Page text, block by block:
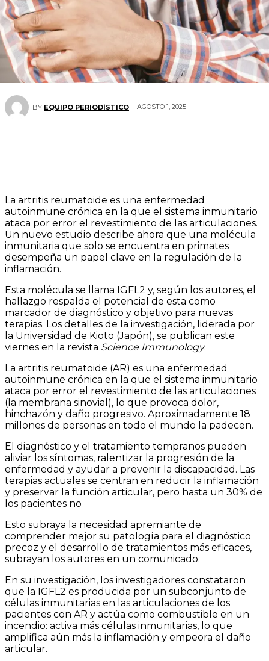
BY EQUIPO PERIODÍSTICO AGOSTO 1, 2025
La artritis reumatoide es una enfermedad
autoinmune crónica en la que el sistema inmunitario
ataca por error el revestimiento de las articulaciones.
Un nuevo estudio describe ahora que una molécula
inmunitaria que solo se encuentra en primates
desempeña un papel clave en la regulación de la
inflamación.
Esta molécula se llama IGFL2 y, según los autores, el
hallazgo respalda el potencial de esta como
marcador de diagnóstico y objetivo para nuevas
terapias. Los detalles de la investigación, liderada por
la Universidad de Kioto (Japón), se publican este
viernes en la revista Science Immunology.
La artritis reumatoide (AR) es una enfermedad
autoinmune crónica en la que el sistema inmunitario
ataca por error el revestimiento de las articulaciones
(la membrana sinovial), lo que provoca dolor,
hinchazón y daño progresivo. Aproximadamente 18
millones de personas en todo el mundo la padecen.
El diagnóstico y el tratamiento tempranos pueden
aliviar los síntomas, ralentizar la progresión de la
enfermedad y ayudar a prevenir la discapacidad. Las
terapias actuales se centran en reducir la inflamación
y preservar la función articular, pero hasta un 30% de
los pacientes no
Esto subraya la necesidad apremiante de
comprender mejor su patología para el diagnóstico
precoz y el desarrollo de tratamientos más eficaces,
subrayan los autores en un comunicado.
En su investigación, los investigadores constataron
que la IGFL2 es producida por un subconjunto de
células inmunitarias en las articulaciones de los
pacientes con AR y actúa como combustible en un
incendio: activa más células inmunitarias, lo que
amplifica aún más la inflamación y empeora el daño
articular.